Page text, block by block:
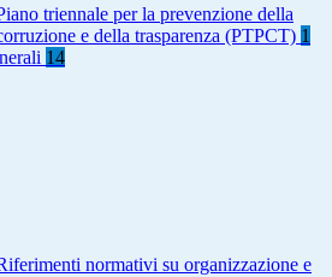
triennale per la prevenzione della
e della trasparenza (PTPCT) 1
14
normativi su organizzazione e